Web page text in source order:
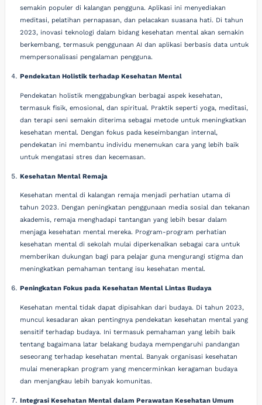
semakin populer di kalangan pengguna. Aplikasi ini menyediakan
meditasi, pelatihan pernapasan, dan pelacakan suasana hati. Di tahun
2023, inovasi teknologi dalam bidang kesehatan mental akan semakin
berkembang, termasuk penggunaan AI dan aplikasi berbasis data untuk
mempersonalisasi pengalaman pengguna.
Pendekatan Holistik terhadap Kesehatan Mental
Pendekatan holistik menggabungkan berbagai aspek kesehatan,
termasuk fisik, emosional, dan spiritual. Praktik seperti yoga, meditasi,
dan terapi seni semakin diterima sebagai metode untuk meningkatkan
kesehatan mental. Dengan fokus pada keseimbangan internal,
pendekatan ini membantu individu menemukan cara yang lebih baik
untuk mengatasi stres dan kecemasan.
Kesehatan Mental Remaja
Kesehatan mental di kalangan remaja menjadi perhatian utama di
tahun 2023. Dengan peningkatan penggunaan media sosial dan tekanan
akademis, remaja menghadapi tantangan yang lebih besar dalam
menjaga kesehatan mental mereka. Program-program perhatian
kesehatan mental di sekolah mulai diperkenalkan sebagai cara untuk
memberikan dukungan bagi para pelajar guna mengurangi stigma dan
meningkatkan pemahaman tentang isu kesehatan mental.
Peningkatan Fokus pada Kesehatan Mental Lintas Budaya
Kesehatan mental tidak dapat dipisahkan dari budaya. Di tahun 2023,
muncul kesadaran akan pentingnya pendekatan kesehatan mental yang
sensitif terhadap budaya. Ini termasuk pemahaman yang lebih baik
tentang bagaimana latar belakang budaya mempengaruhi pandangan
seseorang terhadap kesehatan mental. Banyak organisasi kesehatan
mulai menerapkan program yang mencerminkan keragaman budaya
dan menjangkau lebih banyak komunitas.
Integrasi Kesehatan Mental dalam Perawatan Kesehatan Umum